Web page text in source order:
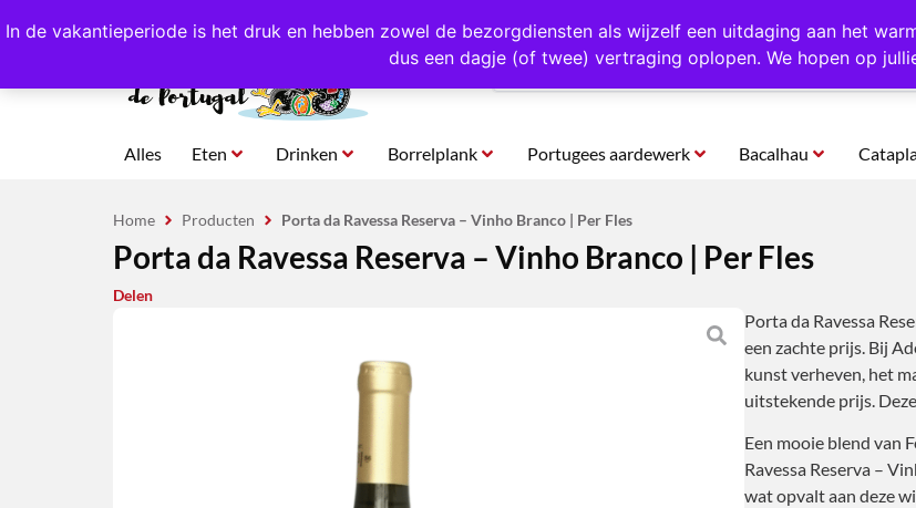
In de vakantieperiode is het druk en hebben zowel de bezorgdiensten als wijzelf een uitdaging aan het
dus een dagje (of twee) vertraging oplopen. We hopen op
4,8/5,0 sterren beoordeeld! Eigen import uit Portugal Altijd 1000 verschillende producten op voorraad
Alles Eten Drinken Borrelplank Portugees aardewerk Bacalhau
Home Producten Porta da Ravessa Reserva – Vinho Branco | Per Fles
Porta da Ravessa Reserva – Vinho Branco | Per Fles
Delen
Porta da Ravessa
een zachte prijs. Bij
kunst verheven, het
uitstekende prijs.
Een mooie blend van
Ravessa Reserva –
wat opvalt aan deze